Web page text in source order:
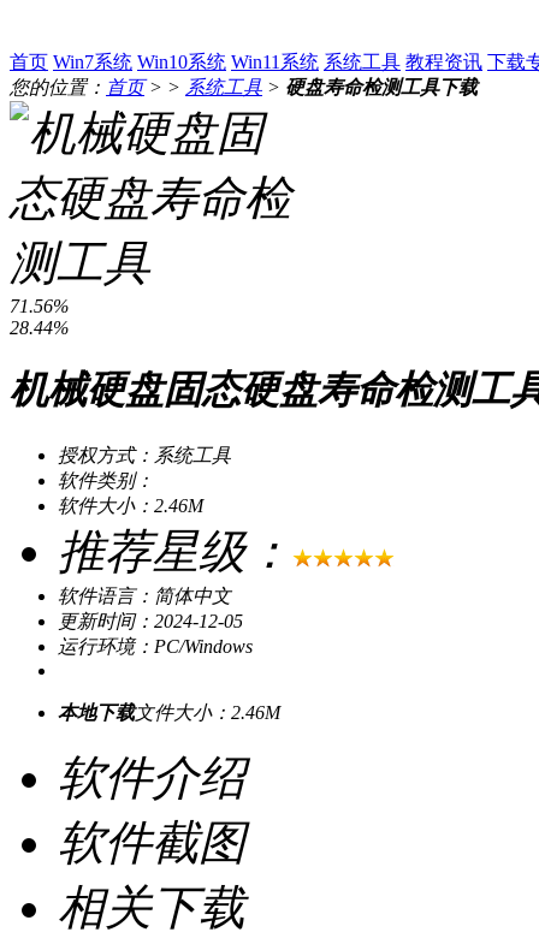
首页 Win7系统 Win10系统 Win11系统 系统工具 教程资讯 下载
您的位置： 首页> > 系统工具 > 硬盘寿命检测工具下载
71.56%
28.44%
机械硬盘固态硬盘寿命检测工
授权方式：系统工具
软件类别：
软件大小：2.46M
推荐星级：
软件语言：简体中文
更新时间：2024-12-05
运行环境：PC/Windows
本地下载文件大小：2.46M
软件介绍
软件截图
相关下载